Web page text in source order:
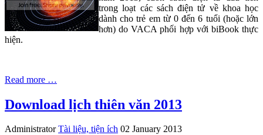
trong loạt các sách điện tử về khoa học
dành cho trẻ em từ 0 đến 6 tuổi (hoặc lớn
hơn) do VACA phối hợp với biBook thực
hiện.
Read more …
Download lịch thiên văn 2013
Administrator Tài liệu, tiện ích 02 January 2013